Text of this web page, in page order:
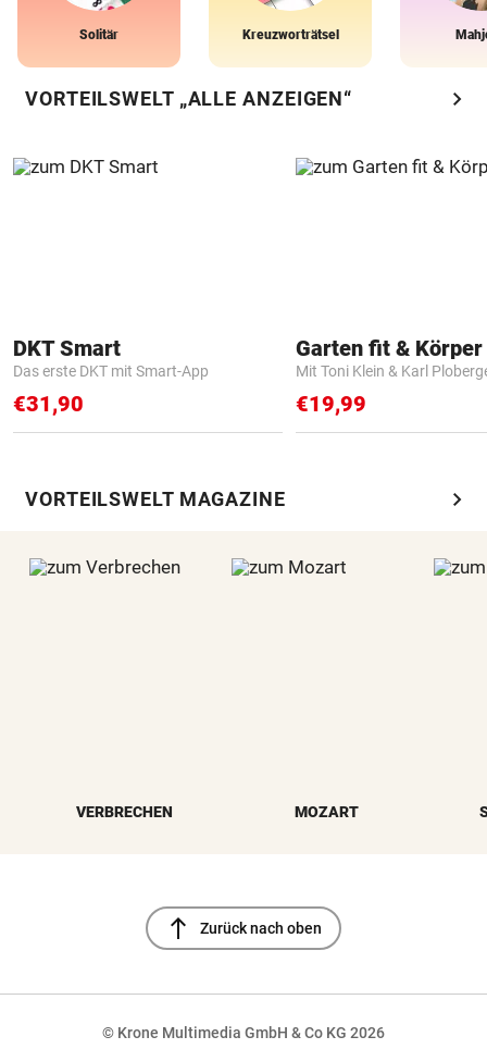
Solitär Kreuzworträtsel
VORTEILSWELT „ALLE ANZEIGEN“ chevron_right
DKT Smart
Das erste DKT mit Smart-App
€31,90
Garten fit &
Mit Toni Klein & Karl
€19,99
VORTEILSWELT MAGAZINE chevron_right
VERBRECHEN MOZART
north Zurück nach oben
© Krone Multimedia GmbH & Co KG 2026